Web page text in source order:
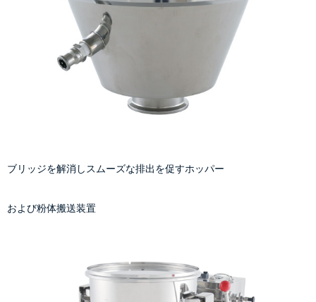
ブリッジを解消しスムーズな排出を促すホッパー
および粉体搬送装置